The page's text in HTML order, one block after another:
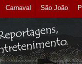
Carnaval São João